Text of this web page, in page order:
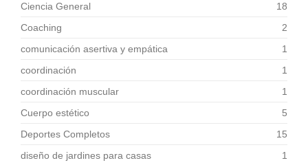
Ciencia General
18
Coaching
2
comunicación asertiva y empática
1
coordinación
1
coordinación muscular
1
Cuerpo estético
5
Deportes Completos
15
diseño de jardines para casas
1